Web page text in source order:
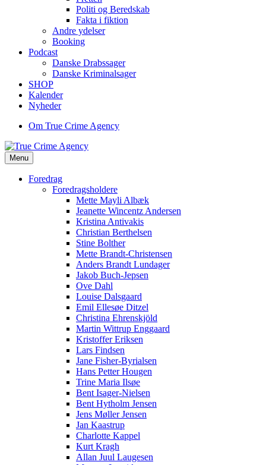
Politi og Beredskab
Fakta i fiktion
Andre ydelser
Booking
Podcast
Danske Drabssager
Danske Kriminalsager
SHOP
Kalender
Nyheder
Om True Crime Agency
Menu
Foredrag
Foredragsholdere
Mette Mayli Albæk
Jeanette Wincentz Andersen
Kristina Antivakis
Christian Berthelsen
Stine Bolther
Mette Brandt-Christensen
Anders Brandt Lundager
Jakob Buch-Jepsen
Ove Dahl
Louise Dalsgaard
Emil Ellesøe Ditzel
Christina Ehrenskjöld
Martin Wittrup Enggaard
Kristoffer Eriksen
Lars Findsen
Jane Fisher-Byrialsen
Hans Petter Hougen
Trine Maria Ilsøe
Bent Isager-Nielsen
Bent Hytholm Jensen
Jens Møller Jensen
Jan Kaastrup
Charlotte Kappel
Kurt Kragh
Allan Juul Laugesen